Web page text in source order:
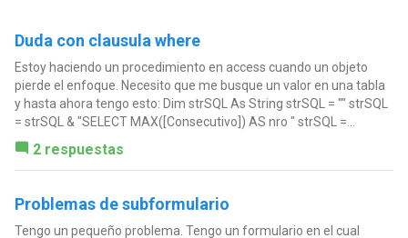
Duda con clausula where
Estoy haciendo un procedimiento en access cuando un objeto
pierde el enfoque. Necesito que me busque un valor en una tabla
y hasta ahora tengo esto: Dim strSQL As String strSQL = "" strSQL
= strSQL & "SELECT MAX([Consecutivo]) AS nro " strSQL =...
2 respuestas
Problemas de subformulario
Tengo un pequeño problema. Tengo un formulario en el cual